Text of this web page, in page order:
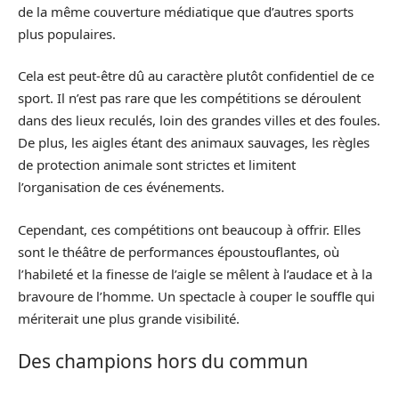
de la même couverture médiatique que d’autres sports
plus populaires.
Cela est peut-être dû au caractère plutôt confidentiel de ce
sport. Il n’est pas rare que les compétitions se déroulent
dans des lieux reculés, loin des grandes villes et des foules.
De plus, les aigles étant des animaux sauvages, les règles
de protection animale sont strictes et limitent
l’organisation de ces événements.
Cependant, ces compétitions ont beaucoup à offrir. Elles
sont le théâtre de performances époustouflantes, où
l’habileté et la finesse de l’aigle se mêlent à l’audace et à la
bravoure de l’homme. Un spectacle à couper le souffle qui
mériterait une plus grande visibilité.
Des champions hors du commun